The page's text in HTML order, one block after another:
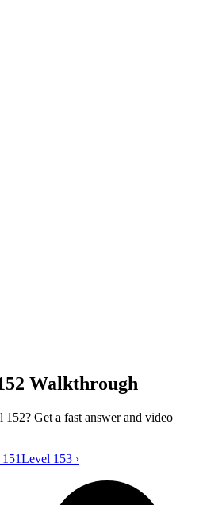
Walkthrough
Get a fast answer and video
Magic Sort level 152 video guide
Level 153 ›